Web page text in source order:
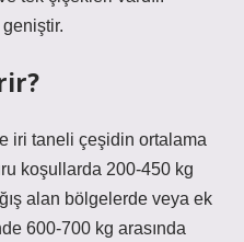
iri taneli çeşidin ortalama
koşullarda 200-450 kg
alan bölgelerde veya ek
600-700 kg arasında